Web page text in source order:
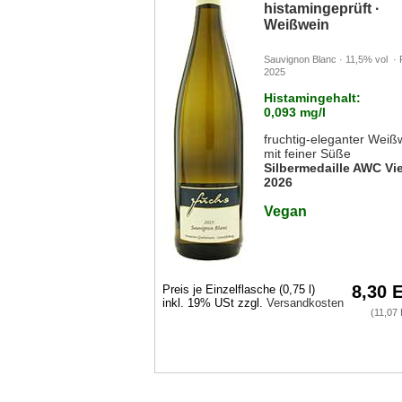
histamingeprüft ·
Weißwein
Sauvignon Blanc · 11,5% vol ·
2025
Histamingehalt:
0,093 mg/l
fruchtig-eleganter
mit feiner Süße
Silbermedaille AWC
2026
Vegan
8,30
(11,07
Preis je Einzelflasche (0,75 l)
inkl. 19% USt zzgl. Versandkosten